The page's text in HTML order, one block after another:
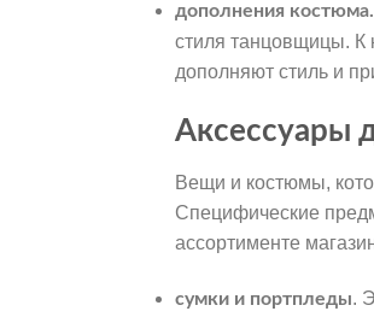
дополнения костюма.
стиля танцовщицы. К
дополняют стиль и
Аксессуары
Вещи и костюмы,
Специфические
ассортименте
сумки и портпледы.